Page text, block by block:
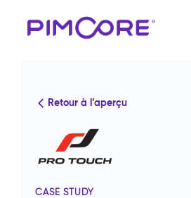
Retour à l’aperçu
CASE STUDY